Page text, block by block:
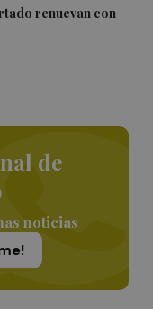
renuevan con
de
noticias